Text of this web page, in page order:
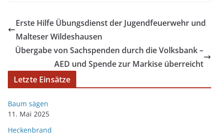
Erste Hilfe Übungsdienst der Jugendfeuerwehr und
Malteser Wildeshausen
Übergabe von Sachspenden durch die Volksbank –
AED und Spende zur Markise überreicht
Letzte Einsätze
Baum sägen
11. Mai 2025
Heckenbrand